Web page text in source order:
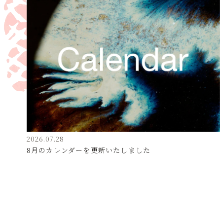
2026.07.28
8月のカレンダーを更新いたしました